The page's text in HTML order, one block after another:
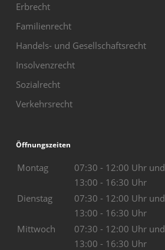
Erbrecht
Familienrecht
Handels- und Gesellschaftsrecht
Insolvenzrecht
Sozialrecht
Verkehrsrecht
Öffnungszeiten
Montag
07:30 - 12:00 Uhr und
13:00 - 16:30 Uhr
Dienstag
07:30 - 12:00 Uhr und
13:00 - 16:30 Uhr
Mittwoch
07:30 - 12:00 Uhr und
13:00 - 16:30 Uhr